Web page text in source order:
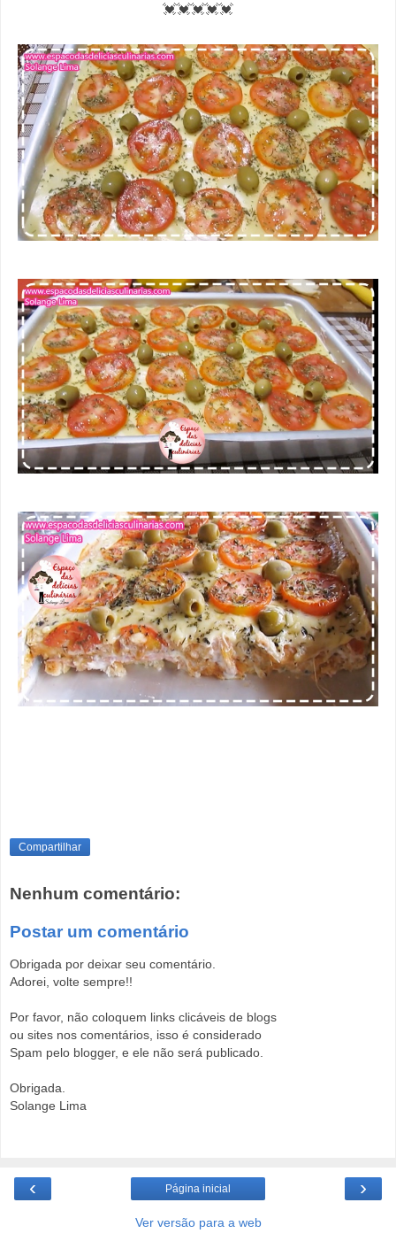
💓💓💓💓💓
Compartilhar
Nenhum comentário:
Postar um comentário
Obrigada por deixar seu comentário.
Adorei, volte sempre!!
Por favor, não coloquem links clicáveis de blogs
ou sites nos comentários, isso é considerado
Spam pelo blogger, e ele não será publicado.
Obrigada.
Solange Lima
‹ ›
Página inicial
Ver versão para a web